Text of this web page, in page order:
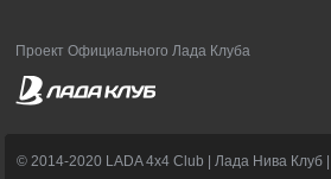
Проект Официального Лада Клуба
© 2014-2020 LADA 4x4 Club | Лада Нива Клуб |